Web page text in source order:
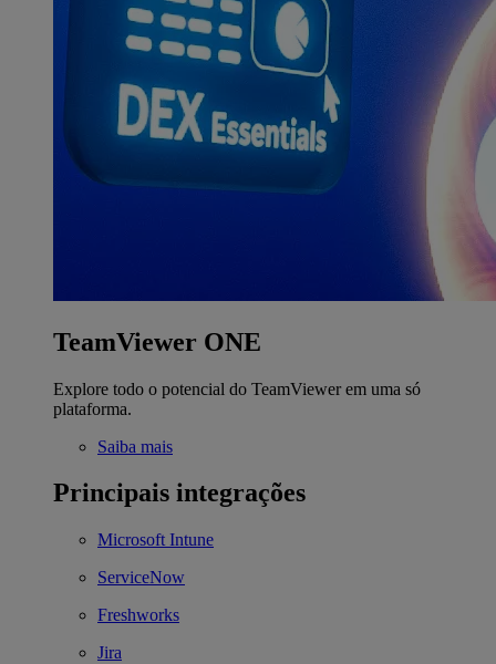
TeamViewer ONE
Explore todo o potencial do TeamViewer em uma só
plataforma.
Saiba mais
Principais integrações
Microsoft Intune
ServiceNow
Freshworks
Jira